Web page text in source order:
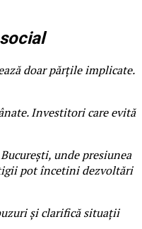
doar părțile implicate.
Investitori care evită
unde presiunea
pot încetini dezvoltări
și clarifică situații